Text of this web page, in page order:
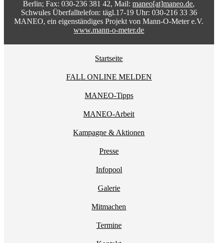
Berlin; Fax: 030-236 381 42, Mail:maneo[at]maneo.de,
Schwules Überfalltelefon: tägl.17-19 Uhr: 030-216 33 36
MANEO, ein eigenständiges Projekt von Mann-O-Meter e.V.
www.mann-o-meter.de
Startseite
FALL ONLINE MELDEN
MANEO-Tipps
MANEO-Arbeit
Kampagne & Aktionen
Presse
Infopool
Galerie
Mitmachen
Termine